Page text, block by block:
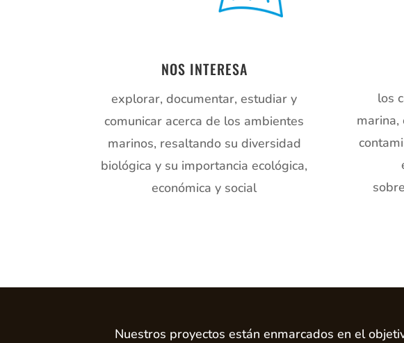
NOS INTERESA
explorar, documentar, estudiar y
comunicar acerca de los ambientes
marinos, resaltando su diversidad
biológica y su importancia ecológica,
económica y social
los
marina,
Nuestros proyectos están enmarcados en el